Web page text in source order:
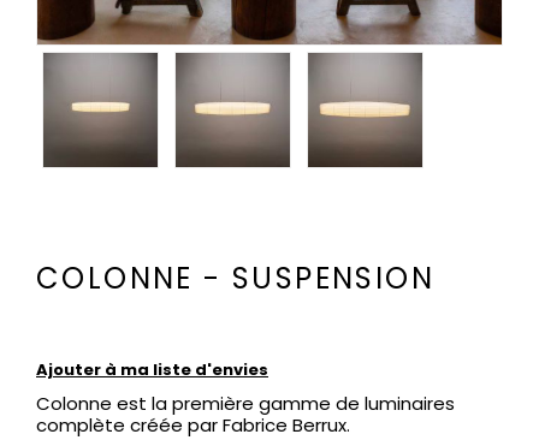
COLONNE - SUSPENSION
Ajouter à ma liste d'envies
Colonne est la première gamme de luminaires
complète créée par Fabrice Berrux.